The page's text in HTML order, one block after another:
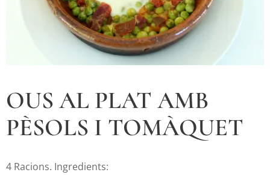
OUS AL PLAT AMB
PÈSOLS I TOMÀQUET
4 Racions. Ingredients: